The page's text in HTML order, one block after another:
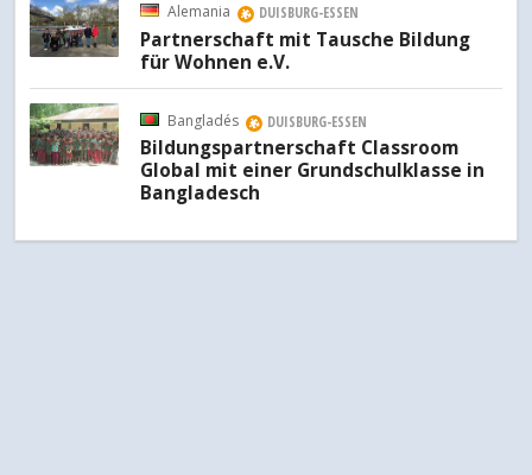
Alemania DUISBURG-ESSEN
Partnerschaft mit Tausche Bildung
für Wohnen e.V.
Bangladés DUISBURG-ESSEN
Bildungspartnerschaft Classroom
Global mit einer Grundschulklasse in
Bangladesch